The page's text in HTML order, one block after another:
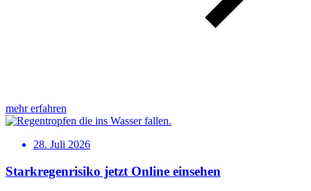
mehr erfahren
28. Juli 2026
Starkregenrisiko jetzt Online einsehen